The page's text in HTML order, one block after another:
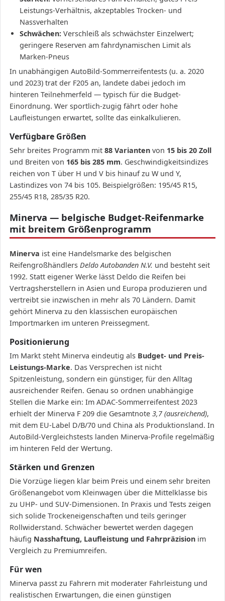
Leistungs-Verhältnis, akzeptables Trocken- und
Nassverhalten
Schwächen: Verschleiß als schwächster Einzelwert;
geringere Reserven am fahrdynamischen Limit als
Marken-Pneus
In unabhängigen AutoBild-Sommerreifentests (u. a. 2020
und 2023) trat der F205 an, landete dabei jedoch im
hinteren Teilnehmerfeld — typisch für die Budget-
Einordnung. Wer sportlich-zugig fährt oder hohe
Laufleistungen erwartet, sollte das einkalkulieren.
Verfügbare Größen
Sehr breites Programm mit 88 Varianten von 15 bis 20 Zoll
und Breiten von 165 bis 285 mm. Geschwindigkeitsindizes
reichen von T über H und V bis hinauf zu W und Y,
Lastindizes von 74 bis 105. Beispielgrößen: 195/45 R15,
255/45 R18, 285/35 R20.
Minerva — belgische Budget-Reifenmarke
mit breitem Größenprogramm
Minerva ist eine Handelsmarke des belgischen
Reifengroßhändlers Deldo Autobanden N.V. und besteht seit
1992. Statt eigener Werke lässt Deldo die Reifen bei
Vertragsherstellern in Asien und Europa produzieren und
vertreibt sie inzwischen in mehr als 70 Ländern. Damit
gehört Minerva zu den klassischen europäischen
Importmarken im unteren Preissegment.
Positionierung
Im Markt steht Minerva eindeutig als Budget- und Preis-
Leistungs-Marke. Das Versprechen ist nicht
Spitzenleistung, sondern ein günstiger, für den Alltag
ausreichender Reifen. Genau so ordnen unabhängige
Stellen die Marke ein: Im ADAC-Sommerreifentest 2023
erhielt der Minerva F 209 die Gesamtnote 3,7 (ausreichend),
mit dem EU-Label D/B/70 und China als Produktionsland. In
AutoBild-Vergleichstests landen Minerva-Profile regelmäßig
im hinteren Feld der Wertung.
Stärken und Grenzen
Die Vorzüge liegen klar beim Preis und einem sehr breiten
Größenangebot vom Kleinwagen über die Mittelklasse bis
zu UHP- und SUV-Dimensionen. In Praxis und Tests zeigen
sich solide Trockeneigenschaften und teils geringer
Rollwiderstand. Schwächer bewertet werden dagegen
häufig Nasshaftung, Laufleistung und Fahrpräzision im
Vergleich zu Premiumreifen.
Für wen
Minerva passt zu Fahrern mit moderater Fahrleistung und
realistischen Erwartungen, die einen günstigen